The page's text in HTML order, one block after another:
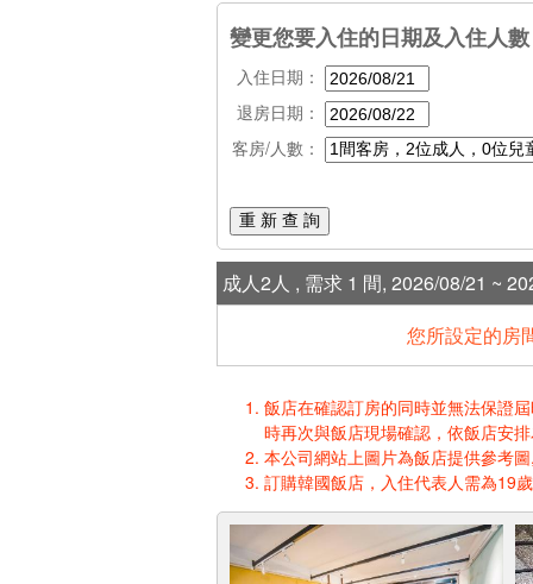
變更您要入住的日期及入住人數
入住日期：
退房日期：
客房/人數：
重 新 查 詢
成人2人 , 需求 1 間, 2026/08/21 ~
您所設定的房
飯店在確認訂房的同時並無法保證
時再次與飯店現場確認，依飯店安
本公司網站上圖片為飯店提供參考
訂購韓國飯店，入住代表人需為19